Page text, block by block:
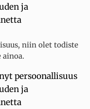
ja
niin olet todiste
ainoa.
persoonallisuus
ja